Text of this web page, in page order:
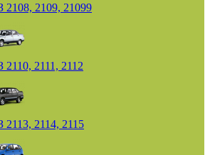
2108, 2109, 21099
2110, 2111, 2112
2113, 2114, 2115